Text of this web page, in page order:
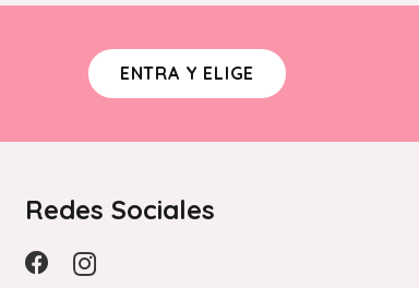
ENTRA Y ELIGE
Redes Sociales